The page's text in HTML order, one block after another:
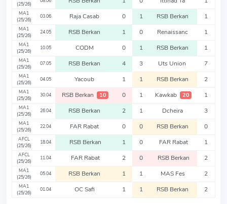
(25/26)
MA1
(25/26)
03.06 Raja Casab 0 1 RSB Berkan 1
MA1
(25/26)
24.05 RSB Berkan 1 0 Renaissanc 1
MA1
(25/26)
10.05 CODM 0 1 RSB Berkan 1
MA1
(25/26)
07.05 RSB Berkan 4 3 Uts Union 7
MA1
(25/26)
04.05 Yacoub 1 1 RSB Berkan 2
MA1
(25/26)
30.04 RSB Berkan 10 0 1 Kawkab 20 1
MA1
(25/26)
26.04 RSB Berkan 2 1 Dcheira 3
MA1
(25/26)
22.04 FAR Rabat 0 0 RSB Berkan 0
AFCL
(25/26)
18.04 RSB Berkan 1 0 FAR Rabat 1
AFCL
(25/26)
11.04 FAR Rabat 2 0 RSB Berkan 2
MA1
(25/26)
05.04 RSB Berkan 1 1 MAS Fes 2
MA1
(25/26)
01.04 OC Safi 1 1 RSB Berkan 2